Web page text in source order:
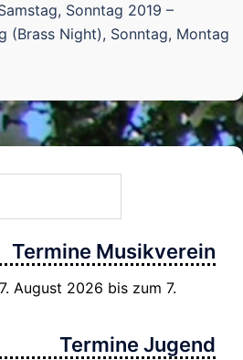
Sonntag 2019 –
(Brass Night), Sonntag, Montag
Termine Musikverein
August 2026 bis zum 7.
Termine Jugend